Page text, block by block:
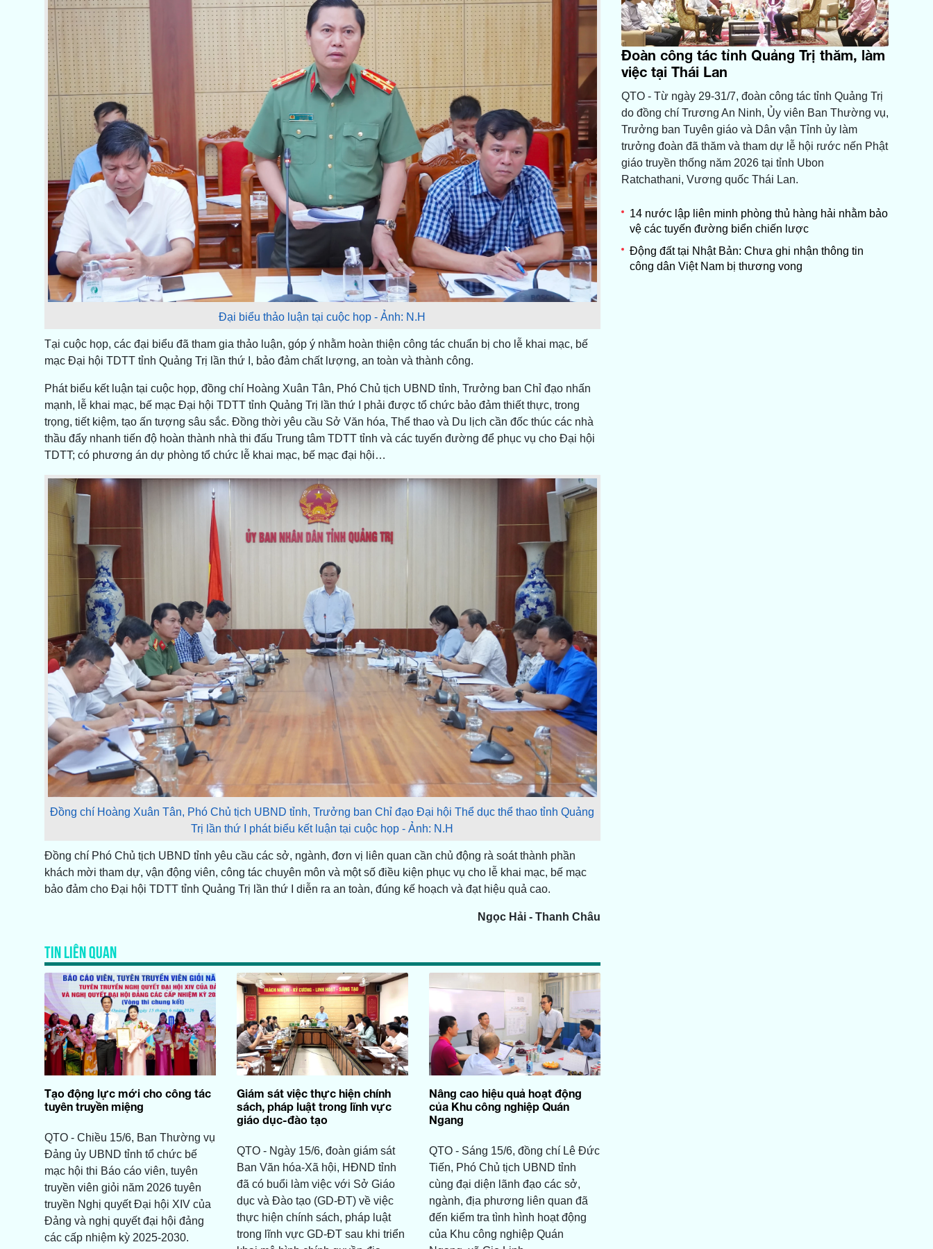
Đại biểu thảo luận tại cuộc họp - Ảnh: N.H
Tại cuộc họp, các đại biểu đã tham gia thảo luận, góp ý nhằm hoàn thiện công tác chuẩn bị cho lễ khai mạc, bế
mạc Đại hội TDTT tỉnh Quảng Trị lần thứ I, bảo đảm chất lượng, an toàn và thành công.
Phát biểu kết luận tại cuộc họp, đồng chí Hoàng Xuân Tân, Phó Chủ tịch UBND tỉnh, Trưởng ban Chỉ đạo nhấn
mạnh, lễ khai mạc, bế mạc Đại hội TDTT tỉnh Quảng Trị lần thứ I phải được tổ chức bảo đảm thiết thực, trong
trọng, tiết kiệm, tạo ấn tượng sâu sắc. Đồng thời yêu cầu Sở Văn hóa, Thể thao và Du lịch cần đốc thúc các nhà
thầu đẩy nhanh tiến độ hoàn thành nhà thi đấu Trung tâm TDTT tỉnh và các tuyến đường để phục vụ cho Đại hội
TDTT; có phương án dự phòng tổ chức lễ khai mạc, bế mạc đại hội…
Đồng chí Hoàng Xuân Tân, Phó Chủ tịch UBND tỉnh, Trưởng ban Chỉ đạo Đại hội Thể dục thể thao tỉnh Quảng
Trị lần thứ I phát biểu kết luận tại cuộc họp - Ảnh: N.H
Đồng chí Phó Chủ tịch UBND tỉnh yêu cầu các sở, ngành, đơn vị liên quan cần chủ động rà soát thành phần
khách mời tham dự, vận động viên, công tác chuyên môn và một số điều kiện phục vụ cho lễ khai mạc, bế mạc
bảo đảm cho Đại hội TDTT tỉnh Quảng Trị lần thứ I diễn ra an toàn, đúng kế hoạch và đạt hiệu quả cao.
Ngọc Hải - Thanh Châu
TIN LIÊN QUAN
Tạo động lực mới cho công tác
tuyên truyền miệng
QTO - Chiều 15/6, Ban Thường vụ
Đảng ủy UBND tỉnh tổ chức bế
mạc hội thi Báo cáo viên, tuyên
truyền viên giỏi năm 2026 tuyên
truyền Nghị quyết Đại hội XIV của
Đảng và nghị quyết đại hội đảng
các cấp nhiệm kỳ 2025-2030.
Giám sát việc thực hiện chính
sách, pháp luật trong lĩnh vực
giáo dục-đào tạo
QTO - Ngày 15/6, đoàn giám sát
Ban Văn hóa-Xã hội, HĐND tỉnh
đã có buổi làm việc với Sở Giáo
dục và Đào tạo (GD-ĐT) về việc
thực hiện chính sách, pháp luật
trong lĩnh vực GD-ĐT sau khi triển
Nâng cao hiệu quả hoạt động
của Khu công nghiệp Quán
Ngang
QTO - Sáng 15/6, đồng chí Lê Đức
Tiến, Phó Chủ tịch UBND tỉnh
cùng đại diện lãnh đạo các sở,
ngành, địa phương liên quan đã
đến kiểm tra tình hình hoạt động
của Khu công nghiệp Quán
Đoàn công tác tỉnh Quảng Trị thăm, làm
việc tại Thái Lan
QTO - Từ ngày 29-31/7, đoàn công tác tỉnh Quảng Trị
do đồng chí Trương An Ninh, Ủy viên Ban Thường vụ,
Trưởng ban Tuyên giáo và Dân vận Tỉnh ủy làm
trưởng đoàn đã thăm và tham dự lễ hội rước nến Phật
giáo truyền thống năm 2026 tại tỉnh Ubon
Ratchathani, Vương quốc Thái Lan.
14 nước lập liên minh phòng thủ hàng hải nhằm bảo
vệ các tuyến đường biển chiến lược
Động đất tại Nhật Bản: Chưa ghi nhận thông tin
công dân Việt Nam bị thương vong